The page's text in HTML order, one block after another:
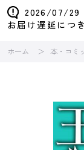
2026/07/29
お届け遅延につ
ホーム 本・コミ